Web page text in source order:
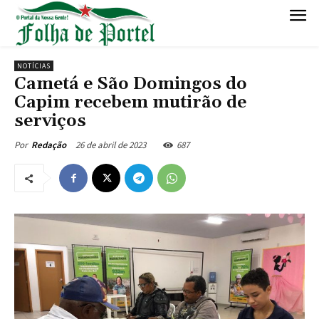
NOTÍCIAS
Cametá e São Domingos do
Capim recebem mutirão de
serviços
Por Redação 26 de abril de 2023 687